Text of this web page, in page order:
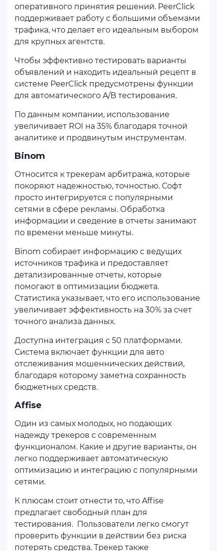
оперативного принятия решений. PeerClick
поддерживает работу с большими объемами
трафика, что делает его идеальным выбором
для крупных агентств.
Чтобы эффективно тестировать варианты
объявлений и находить идеальный рецепт в
системе PeerClick предусмотрены функции
для автоматического A/B тестирования.
По данным компании, использование
увеличивает ROI на 35% благодаря точной
аналитике и продвинутым инструментам.
Binom
Относится к трекерам арбитража, которые
покоряют надежностью, точностью. Софт
просто интегрируется с популярными
сетями в сфере рекламы. Обработка
информации и сведение в отчеты занимают
по времени меньше минуты.
Binom собирает информацию с ведущих
источников трафика и предоставляет
детализированные отчеты, которые
помогают в оптимизации бюджета.
Статистика указывает, что его использование
увеличивает эффективность на 30% за счет
точного анализа данных.
Доступна интеграция с 50 платформами.
Система включает функции для авто
отслеживания мошеннических действий,
благодаря которому заметна сохранность
бюджетных средств.
Affise
Один из самых молодых, но подающих
надежду трекеров с современным
функционалом. Какие и другие варианты, он
легко поддерживает автоматическую
оптимизацию и интеграцию с популярными
сетями.
К плюсам стоит отнести то, что Affise
предлагает свободный план для
тестирования. Пользователи легко смогут
проверить функции в действии без риска
потерять средства. Трекер также